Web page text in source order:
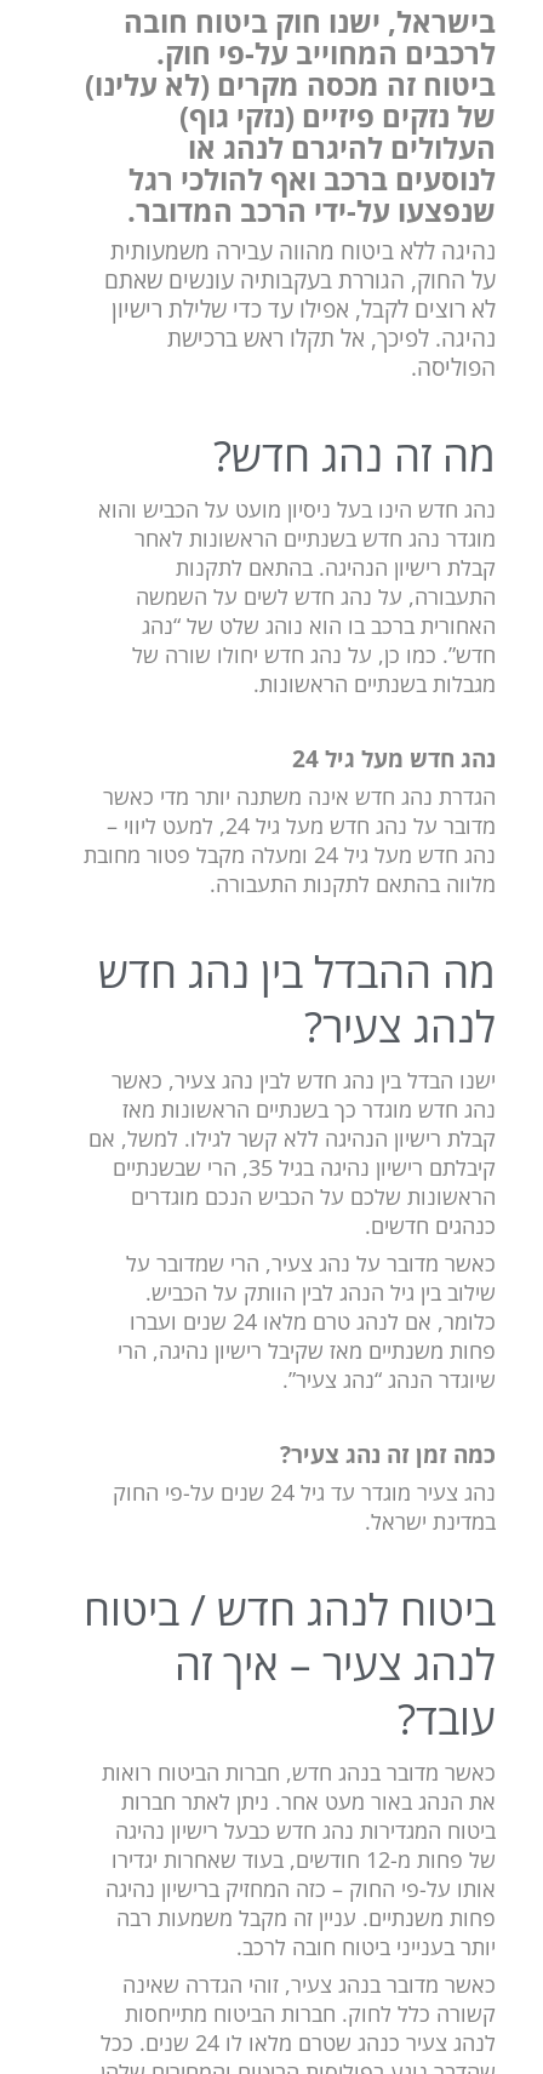
בישראל, ישנו חוק ביטוח חובה
לרכבים המחוייב על-פי חוק.
ביטוח זה מכסה מקרים (לא עלינו)
של נזקים פיזיים (נזקי גוף)
העלולים להיגרם לנהג או
לנוסעים ברכב ואף להולכי רגל
שנפצעו על-ידי הרכב המדובר.
נהיגה ללא ביטוח מהווה עבירה משמעותית
על החוק, הגוררת בעקבותיה עונשים שאתם
לא רוצים לקבל, אפילו עד כדי שלילת רישיון
נהיגה. לפיכך, אל תקלו ראש ברכישת
הפוליסה.
מה זה נהג חדש?
נהג חדש הינו בעל ניסיון מועט על הכביש והוא
מוגדר נהג חדש בשנתיים הראשונות לאחר
קבלת רישיון הנהיגה. בהתאם לתקנות
התעבורה, על נהג חדש לשים על השמשה
האחורית ברכב בו הוא נוהג שלט של “נהג
חדש”. כמו כן, על נהג חדש יחולו שורה של
מגבלות בשנתיים הראשונות.
נהג חדש מעל גיל 24
הגדרת נהג חדש אינה משתנה יותר מדי כאשר
מדובר על נהג חדש מעל גיל 24, למעט ליווי –
נהג חדש מעל גיל 24 ומעלה מקבל פטור מחובת
מלווה בהתאם לתקנות התעבורה.
מה ההבדל בין נהג חדש
לנהג צעיר?
ישנו הבדל בין נהג חדש לבין נהג צעיר, כאשר
נהג חדש מוגדר כך בשנתיים הראשונות מאז
קבלת רישיון הנהיגה ללא קשר לגילו. למשל, אם
קיבלתם רישיון נהיגה בגיל 35, הרי שבשנתיים
הראשונות שלכם על הכביש הנכם מוגדרים
כנהגים חדשים.
כאשר מדובר על נהג צעיר, הרי שמדובר על
שילוב בין גיל הנהג לבין הוותק על הכביש.
כלומר, אם לנהג טרם מלאו 24 שנים ועברו
פחות משנתיים מאז שקיבל רישיון נהיגה, הרי
שיוגדר הנהג “נהג צעיר”.
כמה זמן זה נהג צעיר?
נהג צעיר מוגדר עד גיל 24 שנים על-פי החוק
במדינת ישראל.
ביטוח לנהג חדש / ביטוח
לנהג צעיר – איך זה
עובד?
כאשר מדובר בנהג חדש, חברות הביטוח רואות
את הנהג באור מעט אחר. ניתן לאתר חברות
ביטוח המגדירות נהג חדש כבעל רישיון נהיגה
של פחות מ-12 חודשים, בעוד שאחרות יגדירו
אותו על-פי החוק – כזה המחזיק ברישיון נהיגה
פחות משנתיים. עניין זה מקבל משמעות רבה
יותר בענייני ביטוח חובה לרכב.
כאשר מדובר בנהג צעיר, זוהי הגדרה שאינה
קשורה כלל לחוק. חברות הביטוח מתייחסות
לנהג צעיר כנהג שטרם מלאו לו 24 שנים. ככל